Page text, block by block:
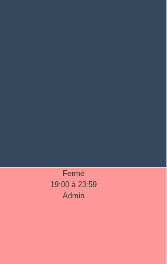
Fermé
19:00 à 23:59
Admin